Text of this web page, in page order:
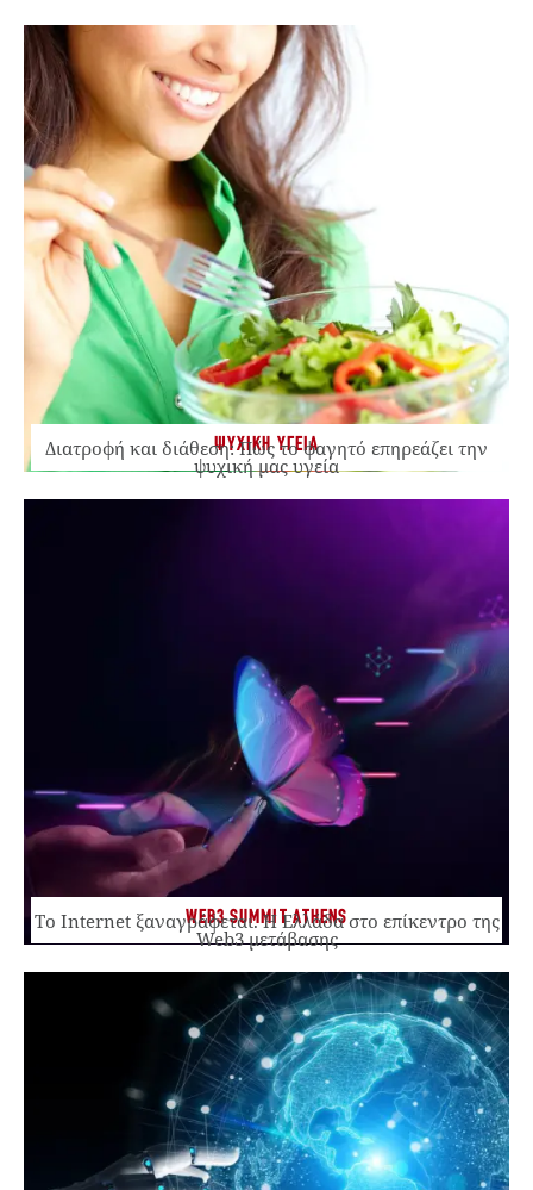
ΨΥΧΙΚΗ ΥΓΕΙΑ
Διατροφή και διάθεση: Πώς το φαγητό επηρεάζει την
ψυχική μας υγεία
WEB3 SUMMIT ATHENS
Το Internet ξαναγράφεται. Η Ελλάδα στο επίκεντρο της
Web3 μετάβασης